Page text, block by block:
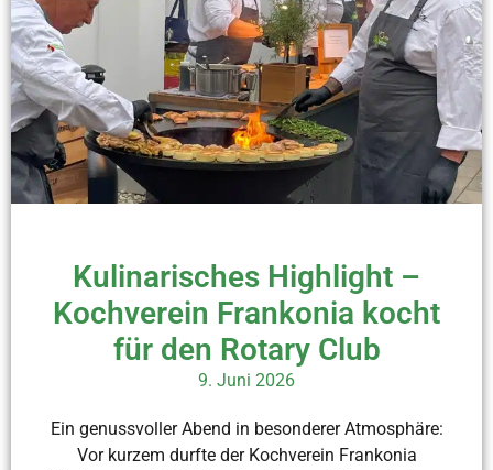
Kulinarisches Highlight –
Kochverein Frankonia kocht
für den Rotary Club
9. Juni 2026
Ein genussvoller Abend in besonderer Atmosphäre:
Vor kurzem durfte der Kochverein Frankonia